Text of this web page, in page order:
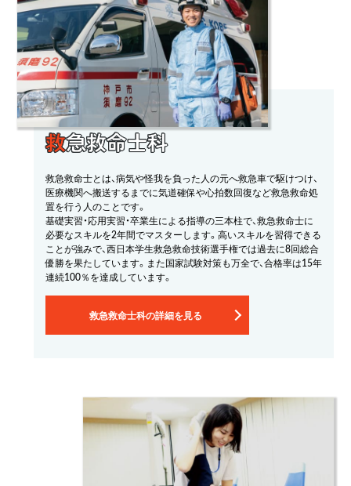
救急救命士科
救急救命士とは、病気や怪我を負った人の元へ救急車で駆けつけ、
医療機関へ搬送するまでに気道確保や心拍数回復など救急救命処
置を行う人のことです。
基礎実習・応用実習・卒業生による指導の三本柱で、救急救命士に
必要なスキルを2年間でマスターします。高いスキルを習得できる
ことが強みで、西日本学生救急救命技術選手権では過去に8回総合
優勝を果たしています。また国家試験対策も万全で、合格率は15年
連続100％を達成しています。
救急救命士科の詳細を見る